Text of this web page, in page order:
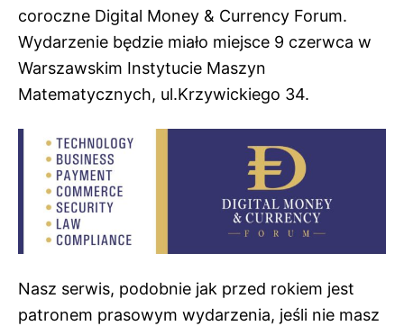
coroczne Digital Money & Currency Forum.
Wydarzenie będzie miało miejsce 9 czerwca w
Warszawskim Instytucie Maszyn
Matematycznych, ul.Krzywickiego 34.
Nasz serwis, podobnie jak przed rokiem jest
patronem prasowym wydarzenia, jeśli nie masz